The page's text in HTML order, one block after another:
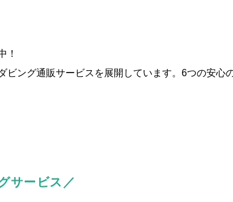
！
ビング通販サービスを展開しています。6つの安心
サービス